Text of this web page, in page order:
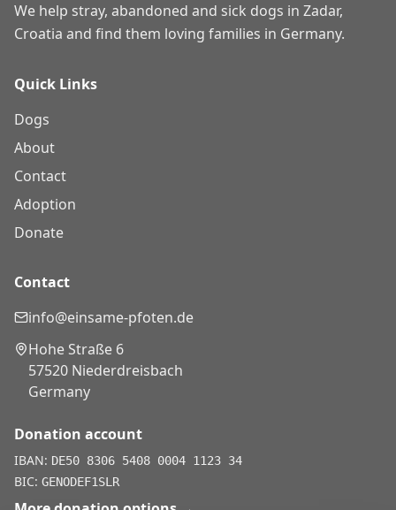
We help stray, abandoned and sick dogs in Zadar,
Croatia and find them loving families in Germany.
Quick Links
Dogs
About
Contact
Adoption
Donate
Contact
info@einsame-pfoten.de
Hohe Straße 6
57520 Niederdreisbach
Germany
Donation account
IBAN: DE50 8306 5408 0004 1123 34
BIC: GENODEF1SLR